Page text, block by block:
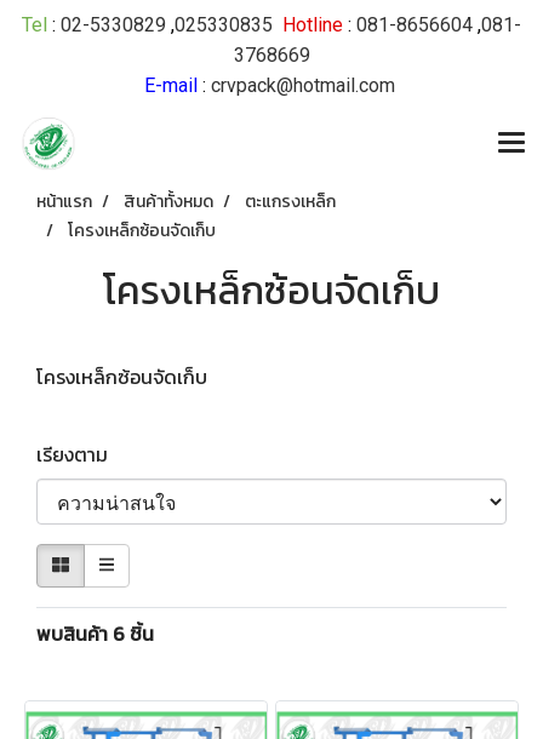
Tel : 02-5330829 ,025330835 Hotline : 081-8656604 ,081-
3768669
E-mail: crvpack@hotmail.com
หน้าแรก สินค้าทั้งหมด
ตะแกรงเหล็ก
โครงเหล็กซ้อนจัดเก็บ
โครงเหล็กซ้อนจัดเก็บ
โครงเหล็กซ้อนจัดเก็บ
เรียงตาม
พบสินค้า 6 ชิ้น